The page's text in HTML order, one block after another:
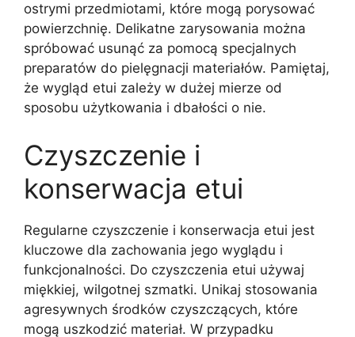
ostrymi przedmiotami, które mogą porysować
powierzchnię. Delikatne zarysowania można
spróbować usunąć za pomocą specjalnych
preparatów do pielęgnacji materiałów. Pamiętaj,
że wygląd etui zależy w dużej mierze od
sposobu użytkowania i dbałości o nie.
Czyszczenie i
konserwacja etui
Regularne czyszczenie i konserwacja etui jest
kluczowe dla zachowania jego wyglądu i
funkcjonalności. Do czyszczenia etui używaj
miękkiej, wilgotnej szmatki. Unikaj stosowania
agresywnych środków czyszczących, które
mogą uszkodzić materiał. W przypadku